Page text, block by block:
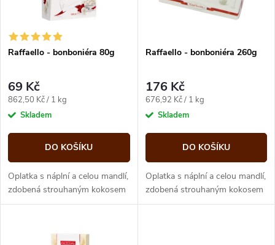
í
p
r
o
d
u
k
s
p
r
o
d
u
Raffaello - bonboniéra 80g
69 Kč
Měrná
cena:
862,50 Kč / 1 kg
Skladem
DO KOŠÍKU
Oplatka s náplní a celou mandlí,
zdobená strouhaným kokosem
Raffaello - bonboniéra 260g
176 Kč
Měrná
cena:
676,92 Kč / 1 kg
Skladem
DO KOŠÍKU
Oplatka s náplní a celou mandlí,
zdobená strouhaným kokosem